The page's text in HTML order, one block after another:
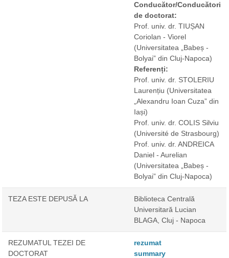
Conducător/Conducători
de doctorat:
Prof. univ. dr. TIUȘAN
Coriolan - Viorel
(Universitatea „Babeș -
Bolyai” din Cluj-Napoca)
Referenți:
Prof. univ. dr. STOLERIU
Laurențiu (Universitatea
„Alexandru Ioan Cuza” din
Iași)
Prof. univ. dr. COLIS Silviu
(Université de Strasbourg)
Prof. univ. dr. ANDREICA
Daniel - Aurelian
(Universitatea „Babeș -
Bolyai” din Cluj-Napoca)
TEZA ESTE DEPUSĂ LA
Biblioteca Centrală
Universitară Lucian
BLAGA, Cluj - Napoca
REZUMATUL TEZEI DE
DOCTORAT
rezumat
summary